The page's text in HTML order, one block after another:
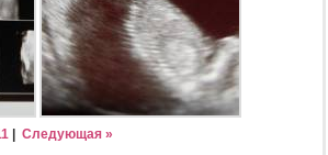
Следующая »